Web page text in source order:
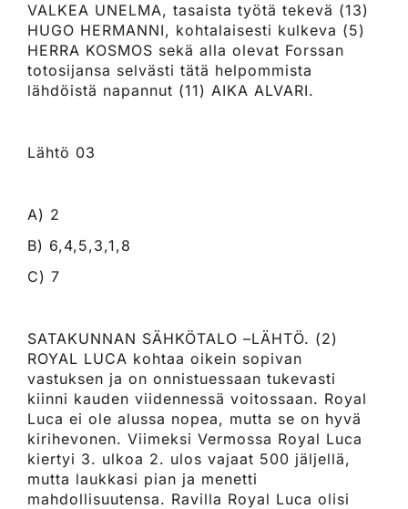
VALKEA UNELMA, tasaista työtä tekevä (13)
HUGO HERMANNI, kohtalaisesti kulkeva (5)
HERRA KOSMOS sekä alla olevat Forssan
totosijansa selvästi tätä helpommista
lähdöistä napannut (11) AIKA ALVARI.
Lähtö 03
A) 2
B) 6,4,5,3,1,8
C) 7
SATAKUNNAN SÄHKÖTALO –LÄHTÖ. (2)
ROYAL LUCA kohtaa oikein sopivan
vastuksen ja on onnistuessaan tukevasti
kiinni kauden viidennessä voitossaan. Royal
Luca ei ole alussa nopea, mutta se on hyvä
kirihevonen. Viimeksi Vermossa Royal Luca
kiertyi 3. ulkoa 2. ulos vajaat 500 jäljellä,
mutta laukkasi pian ja menetti
mahdollisuutensa. Ravilla Royal Luca olisi